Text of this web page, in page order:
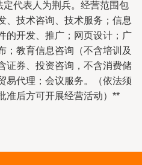
代表人为荆兵。经营范围包
、技术咨询、技术服务；信息
的开发、推广；网页设计；广
；教育信息咨询（不含培训及
证券、投资咨询，不含消费储
易代理；会议服务。（依法须
准后方可开展经营活动）**